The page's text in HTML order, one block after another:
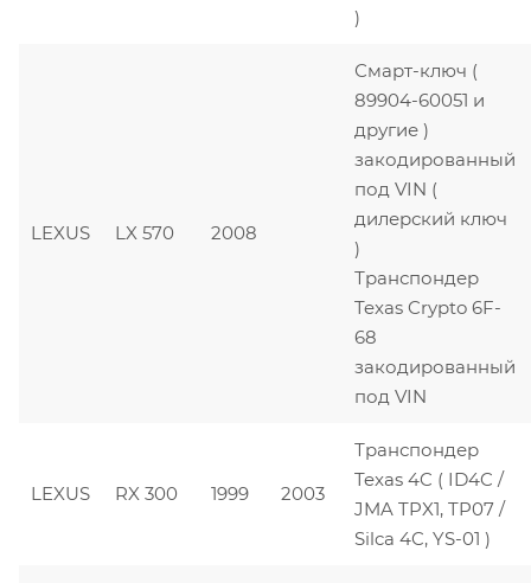
)
LEXUS LX 570 2008
Смарт-ключ (
89904-60051 и
другие )
закодированный
под VIN (
дилерский ключ
)
Транспондер
Texas Crypto 6F-
68
закодированный
под VIN
LEXUS RX 300 1999 2003
Транспондер
Texas 4C ( ID4C /
JMA TPX1, TP07 /
Silca 4C, YS-01 )